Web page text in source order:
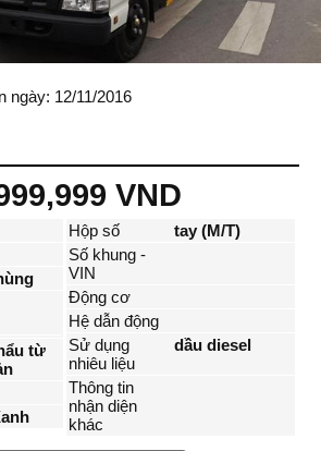
ngày: 12/11/2016
VND
từ
Hộp số
tay (M/T)
Số khung -
VIN
Động cơ
Hệ dẫn động
Sử dụng
nhiêu liệu
dầu diesel
Thông tin
nhận diện
khác